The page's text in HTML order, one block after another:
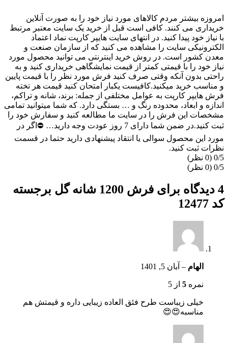
امروزه بیشتر مردم کالاهای مورد نیاز خود را به صورت آنلاین
خریداری می کنند. کافی است قبل از خرید یک سایت معتبر مرتبط
با نیاز خود پیدا کنید. در انتهای سایت هایپر کارپت نماد اعتماد
الکترونیکی سایت را مشاهده می کنید که از سازمان صنعت و
معدن کشور است. در روش خرید اینترنتی می توانید محصول مورد
نیاز خود را با قیمتی کمتر از قیمت نمایشگاهی خریداری کنید و به
راحتی بدون آنکه وقتی صرف کنید فرش مورد نظر را با قیمت پایین
و مناسب خرید میکنید.کافیست یکبار امتحان کنید قیمت هر تخته
فرش هایپر کارپت به عوامل مختلفی از جمله: برند، شانه و تراکم،
اندازه و ابعاد، محدوده رنگ و … بستگی دارد. که شما میتوانید تمامی
مشخصات این فرش را در سایت ما مطالعه کنید و سفارش خود را
ثبت کنید.در ضمن شما دارای 7 روز عودت وجه دارید… ⛔اگر در
مورد این محصول سوالی یا انتقاد پیشنهادی دارید حتما در قسمت
نظرات ثبت کنید.
‫0/5
‫0/5
4 دیدگاه برای
فرش 1200 شانه گل برجسته
کد 12477
الهام – آبان 5, 1401
نمره 5 از 5
خیلی زیباست طرح فئق العاده زیبایی داره و قیمتش هم
مناسبه😍😍